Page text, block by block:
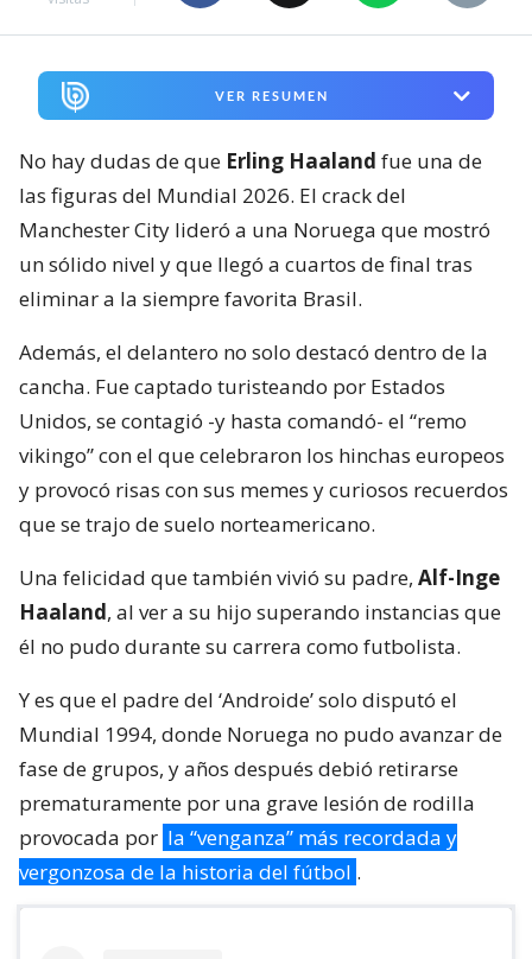
VER RESUMEN
No hay dudas de que Erling Haaland fue una de
las figuras del Mundial 2026. El crack del
Manchester City lideró a una Noruega que mostró
un sólido nivel y que llegó a cuartos de final tras
eliminar a la siempre favorita Brasil.
Además, el delantero no solo destacó dentro de la
cancha. Fue captado turisteando por Estados
Unidos, se contagió -y hasta comandó- el “remo
vikingo” con el que celebraron los hinchas europeos
y provocó risas con sus memes y curiosos recuerdos
que se trajo de suelo norteamericano.
Una felicidad que también vivió su padre, Alf-Inge
Haaland, al ver a su hijo superando instancias que
él no pudo durante su carrera como futbolista.
Y es que el padre del ‘Androide’ solo disputó el
Mundial 1994, donde Noruega no pudo avanzar de
fase de grupos, y años después debió retirarse
prematuramente por una grave lesión de rodilla
provocada por la “venganza” más recordada y
vergonzosa de la historia del fútbol .